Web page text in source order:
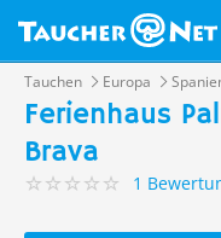
Tauchen Europa
Ferienhaus
Brava
1